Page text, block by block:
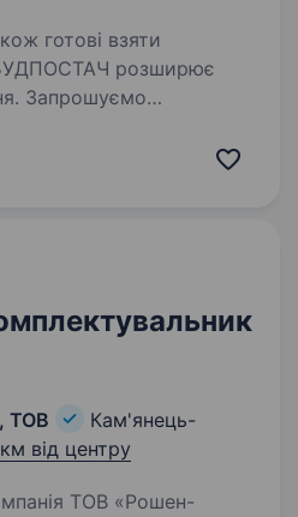
готові взяти
Запрошуємо
ТОВ
Кам'янець-
від центру